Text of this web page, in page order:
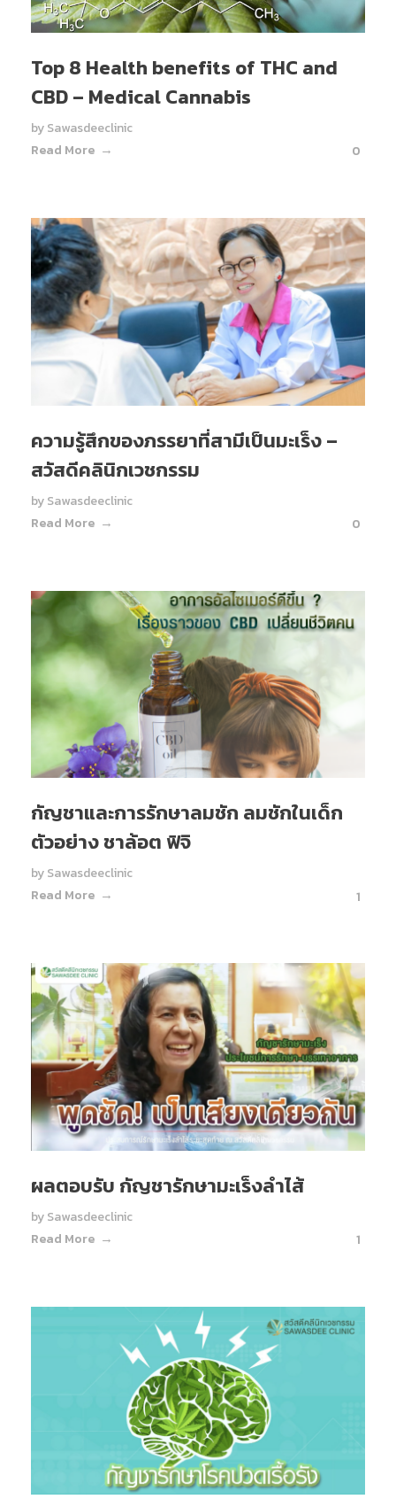
Top 8 Health benefits of THC and
CBD – Medical Cannabis
bySawasdeeclinic
Read More
0
ความรู้สึกของภรรยาที่สามีเป็นมะเร็ง –
สวัสดีคลินิกเวชกรรม
bySawasdeeclinic
Read More
0
กัญชาและการรักษาลมชัก ลมชักในเด็ก
ตัวอย่าง ชาล้อต ฟิจิ
bySawasdeeclinic
Read More
1
ผลตอบรับ กัญชารักษามะเร็งลำไส้
bySawasdeeclinic
Read More
1